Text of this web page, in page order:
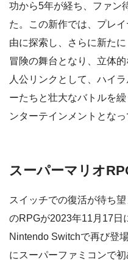
功から5年が経ち、ファン
た。この新作では、プレ
由に探索し、さらに新た
冒険の舞台となり、立体
人公リンクとして、ハイ
ーたちと壮大なバトルを
ンターテインメントとなっ
スーパーマリオ
スイッチでの復活が待ち
のRPGが2023年11月17日
Nintendo Switchで再び登
にスーパーファミコンで